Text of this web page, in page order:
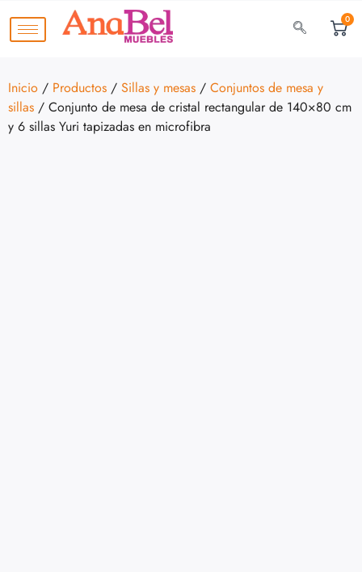
0
Inicio / Productos / Sillas y mesas / Conjuntos de mesa y
sillas / Conjunto de mesa de cristal rectangular de 140×80 cm
y 6 sillas Yuri tapizadas en microfibra